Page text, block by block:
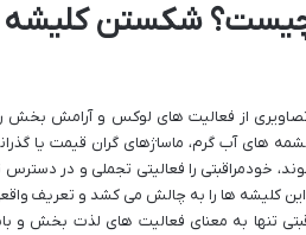
چیست؟ شکستن کلیشه
تصاویری از فعالیت های لوکس و آرامش
آب گرم، ماساژهای گران قیمت یا
خودمراقبتی را فعالیتی تجملی و در
کلیشه ها را به چالش می کشد و تعریف
تنها به معنای فعالیت های لذت بخش و